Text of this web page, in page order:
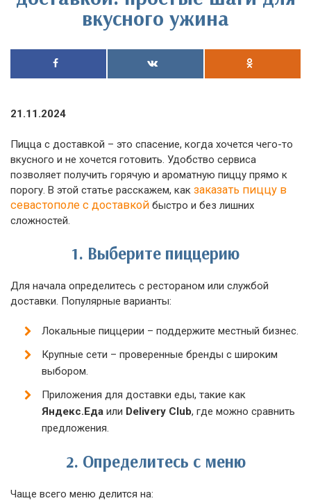
вкусного ужина
21.11.2024
Пицца с доставкой – это спасение, когда хочется чего-то
вкусного и не хочется готовить. Удобство сервиса
позволяет получить горячую и ароматную пиццу прямо к
порогу. В этой статье расскажем, как заказать пиццу в
севастополе с доставкой быстро и без лишних
сложностей.
1. Выберите пиццерию
Для начала определитесь с рестораном или службой
доставки. Популярные варианты:
Локальные пиццерии – поддержите местный бизнес.
Крупные сети – проверенные бренды с широким
выбором.
Приложения для доставки еды, такие как
Яндекс.Еда или Delivery Club, где можно сравнить
предложения.
2. Определитесь с меню
Чаще всего меню делится на: